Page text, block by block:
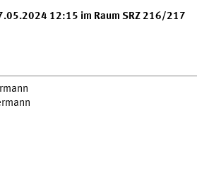
12:15 im Raum SRZ 216/217